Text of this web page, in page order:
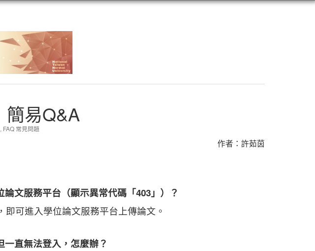
簡易Q&A
, FAQ 常見問題
作者：許茹茵
文服務平台（顯示異常代碼「403」）？
即可進入學位論文服務平台上傳論文。
直無法登入，怎麼辦？